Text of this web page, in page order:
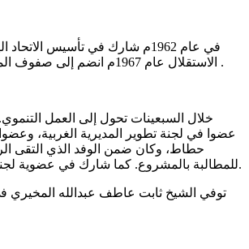
في عام 1962م شارك في تأسيس
الاستقلال عام 1967م انضم إلى صفوف الميليشيا الشعبية بعدن .
عضوا في لجنة تطوير المديرية الغربية،
حطاط، وكان ضمن الوفد الذي التقى
للمطالبة بالمشروع. كما شارك في عضوية لجنة مشروع مياه سرار.